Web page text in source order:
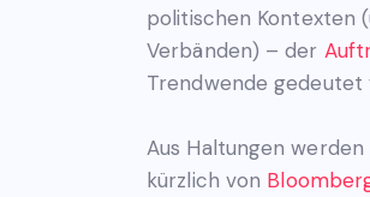
politischen Kontexten
Verbänden) – der
Trendwende gedeutet
Aus Haltungen
kürzlich von